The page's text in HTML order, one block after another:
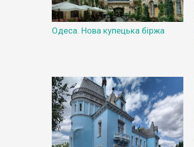
Одеса. Нова купецька біржа